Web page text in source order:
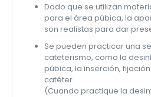
Dado que se utilizan
para el área púbica, la
son realistas para dar
Se pueden practicar una
cateterismo, como la
púbica, la inserción,
catéter.
(Cuando practique la